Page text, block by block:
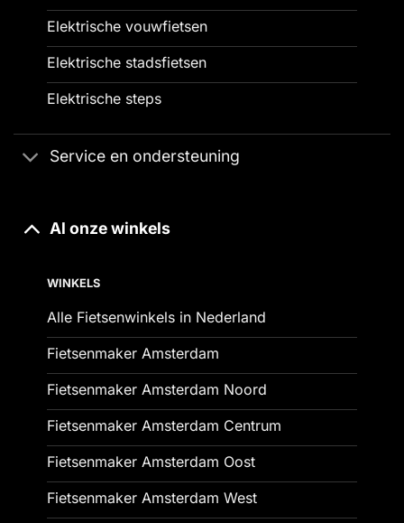
Elektrische vouwfietsen
Elektrische stadsfietsen
Elektrische steps
Service en ondersteuning
Al onze winkels
WINKELS
Alle Fietsenwinkels in Nederland
Fietsenmaker Amsterdam
Fietsenmaker Amsterdam Noord
Fietsenmaker Amsterdam Centrum
Fietsenmaker Amsterdam Oost
Fietsenmaker Amsterdam West